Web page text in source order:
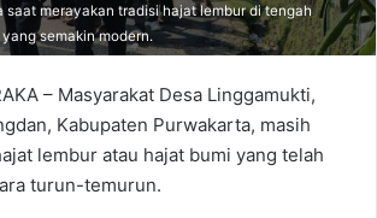
saat merayakan tradisi hajat lembur di tengah
semakin modern.
– Masyarakat Desa Linggamukti,
Kabupaten Purwakarta, masih
lembur atau hajat bumi yang telah
turun-temurun.